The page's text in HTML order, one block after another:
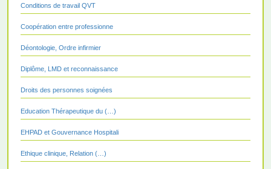
Conditions de travail QVT
Coopération entre professionne
Déontologie, Ordre infirmier
Diplôme, LMD et reconnaissance
Droits des personnes soignées
Education Thérapeutique du (…)
EHPAD et Gouvernance Hospitali
Ethique clinique, Relation (…)